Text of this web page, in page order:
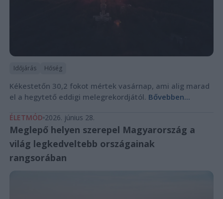
Időjárás Hőség
Kékestetőn 30,2 fokot mértek vasárnap, ami alig marad
el a hegytető eddigi melegrekordjától. Bővebben...
ÉLETMÓD 2026. június 28.
Meglepő helyen szerepel Magyarország a
világ legkedveltebb országainak
rangsorában